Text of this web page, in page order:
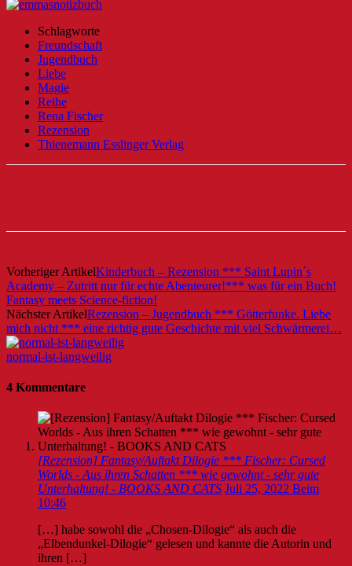
Schlagworte
Freundschaft
Jugendbuch
Liebe
Magie
Reihe
Rena Fischer
Rezension
Thienemann Esslinger Verlag
Vorheriger ArtikelKinderbuch – Rezension *** Saint Lupin´s
Academy – Zutritt nur für echte Abenteurer!*** was für ein Buch!
Fantasy meets Science-fiction!
Nächster ArtikelRezension – Jugendbuch *** Götterfunke. Liebe
mich nicht *** eine richtig gute Geschichte mit viel Schwärmerei…
normal-ist-langweilig
4 Kommentare
[Rezension] Fantasy/Auftakt Dilogie *** Fischer: Cursed
Worlds - Aus ihren Schatten *** wie gewohnt - sehr gute
Unterhaltung! - BOOKS AND CATS Juli 25, 2022 Beim
10:46
[…] habe sowohl die „Chosen-Dilogie“ als auch die
„Elbendunkel-Dilogie“ gelesen und kannte die Autorin und
ihren […]